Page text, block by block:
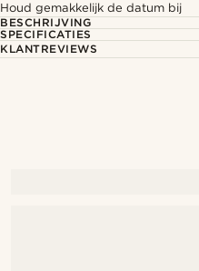
Houd gemakkelijk de datum bij
BESCHRIJVING
SPECIFICATIES
KLANTREVIEWS